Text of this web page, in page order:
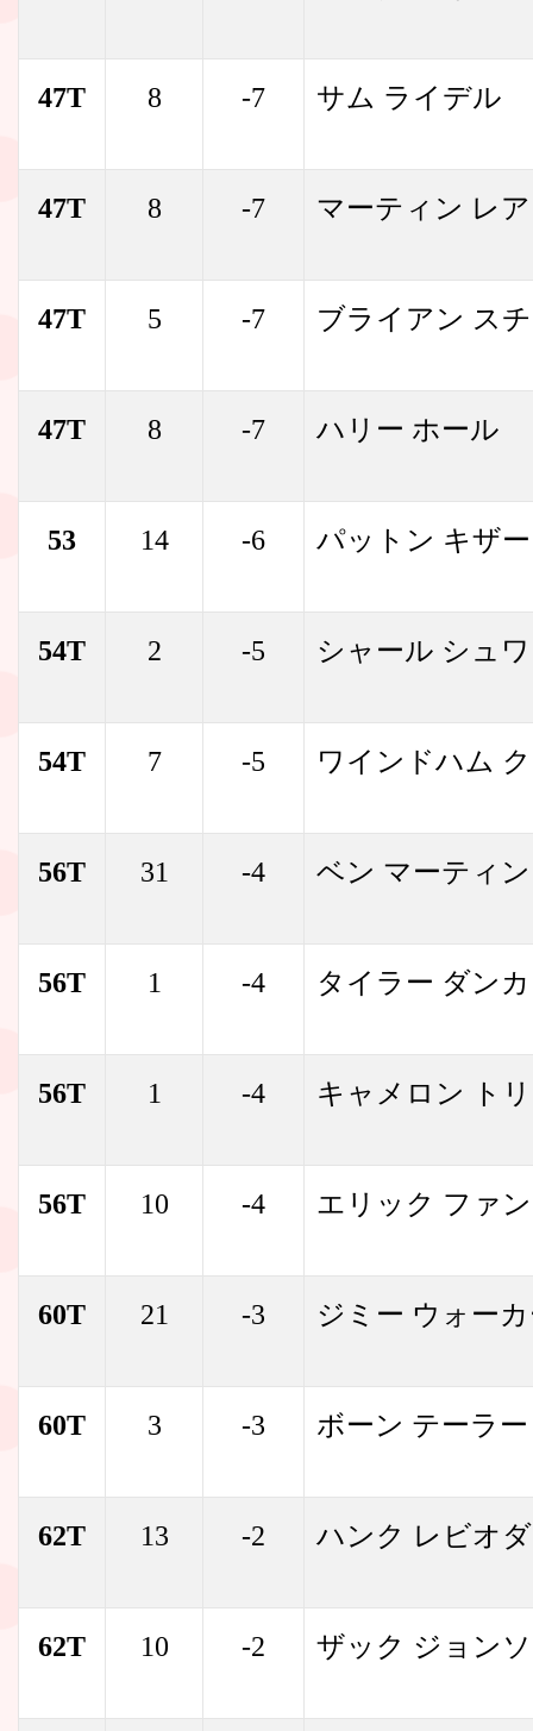
47T 8 -7 サム ライデル
47T 8 -7 マーティン レ
47T 5 -7 ブライアン ス
47T 8 -7 ハリー ホール
53 14 -6 パットン キザー
54T 2 -5 シャール シュ
54T 7 -5 ワインドハム
56T 31 -4 ベン マーティン
56T 1 -4 タイラー ダン
56T 1 -4 キャメロン ト
56T 10 -4 エリック ファ
60T 21 -3 ジミー ウォー
60T 3 -3 ボーン テーラー
62T 13 -2 ハンク レビオダ
62T 10 -2 ザック ジョン